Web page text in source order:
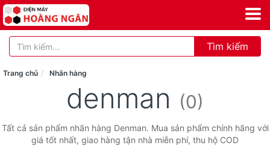
Tìm kiếm
Trang chủ Nhãn hàng
denman (0)
Tất cả sản phẩm nhãn hàng Denman. Mua sản phẩm chính hãng với
giá tốt nhất, giao hàng tận nhà miễn phí, thu hộ COD